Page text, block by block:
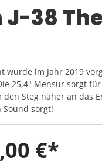
38
wurde im Jahr 2019
25,4" Mensur sorgt
den Steg näher an das
sorgt!
€*